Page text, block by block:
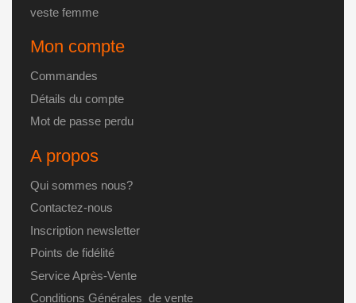
veste femme
Mon compte
Commandes
Détails du compte
Mot de passe perdu
A propos
Qui sommes nous?
Contactez-nous
Inscription newsletter
Points de fidélité
Service Après-Vente
Conditions Générales de vente